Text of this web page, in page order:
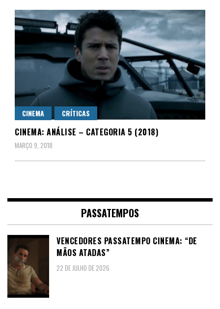
Central Comics
CINEMA CRÍTICAS
CINEMA: ANÁLISE – CATEGORIA 5 (2018)
MARÇO 9, 2018
PASSATEMPOS
VENCEDORES PASSATEMPO CINEMA: “DE
MÃOS ATADAS”
22 DE JULHO DE 2026